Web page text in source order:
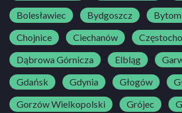
Bolesławiec
Bydgoszcz Bytom
Chojnice
Ciechanów
Dąbrowa Górnicza
Elbląg
Gdańsk
Gdynia Głogów
Gorzów Wielkopolski
Grójec